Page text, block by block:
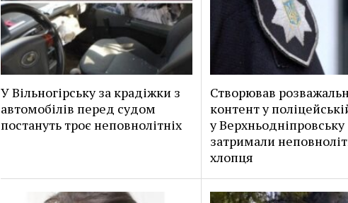
У Вільногірську за крадіжки з
автомобілів перед судом
постануть троє неповнолітніх
Створював
контент у
у Верхньодніпровську
затримали
хлопця